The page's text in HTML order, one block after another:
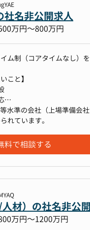
フト）
書管理
取り組み
伴い、経理オペレーショ
などの基本業務において
けて、現在は以下のような
計と管理会計の整合性を
ションの標準化・フロー整
討および監査法人との協議
示業務
計の会計判断・処理全般
ループ会社決算の財務分析
じてお任せしたい業務
社のCFO、経理部長などの
社の経理を含む管理部門の
の経営管理・経営分析・
は、経理・財務領域の専
計の導入推進
や監査法人との協議を通
社名非公開求人
万円〜800万円
ム制（コアタイムなし）
こと】
成
：勘定奉行
水準の会社（上場準備会
れています。
料で相談する
材）の社名非公
万円〜1200万円